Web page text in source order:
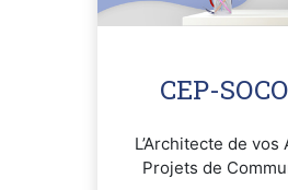
CEP-
L’Architecte de vos
Projets de